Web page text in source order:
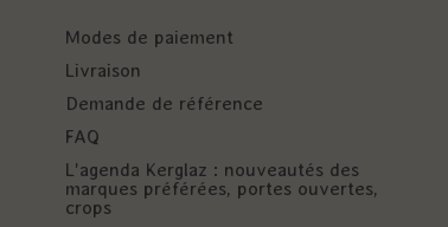
Modes de paiement
Livraison
Demande de référence
FAQ
L'agenda Kerglaz : nouveautés des
marques préférées, portes ouvertes,
crops